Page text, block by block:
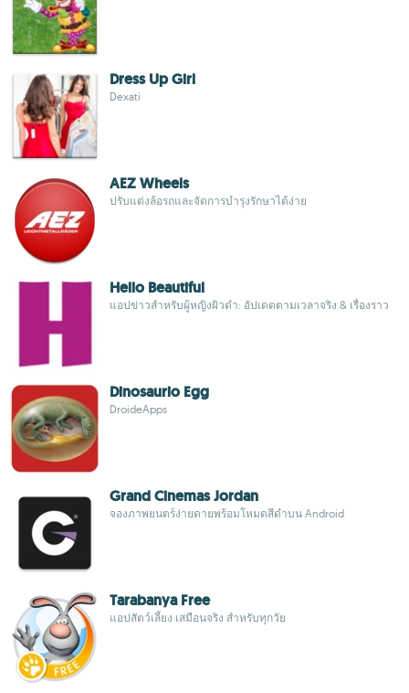
Dress Up Girl
Dexati
AEZ Wheels
ปรับแต่งล้อรถและจัดการบำรุงรักษาได้ง่าย
Hello Beautiful
แอปข่าวสำหรับผู้หญิงผิวดำ: อัปเดตตามเวลาจริง & เรื่องราว
Dinosaurio Egg
DroideApps
Grand Cinemas Jordan
จองภาพยนตร์ง่ายดายพร้อมโหมดสีดำบน Android
Tarabanya Free
แอปสัตว์เลี้ยง เสมือนจริง สำหรับทุกวัย